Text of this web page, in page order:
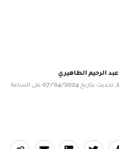
عبد الرحيم الطاهيري
في 07/04/2024 على الساعة 18:30, تحديث بتاريخ 07/04/2024 على الساعة